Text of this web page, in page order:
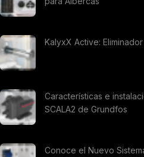
KalyxX Active:
Características e
SCALA2 de Grundfos
Conoce el Nuevo